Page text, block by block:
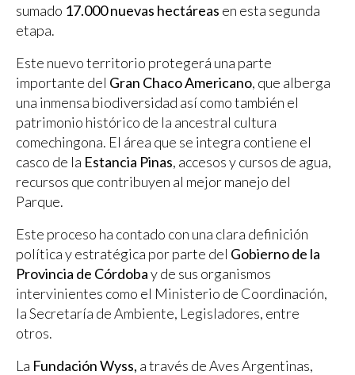
sumado 17.000 nuevas hectáreas en esta segunda
etapa.
Este nuevo territorio protegerá una parte
importante del Gran Chaco Americano, que alberga
una inmensa biodiversidad así como también el
patrimonio histórico de la ancestral cultura
comechingona. El área que se integra contiene el
casco de la Estancia Pinas, accesos y cursos de agua,
recursos que contribuyen al mejor manejo del
Parque.
Este proceso ha contado con una clara definición
política y estratégica por parte del Gobierno de la
Provincia de Córdobay de sus organismos
intervinientes como el Ministerio de Coordinación,
la Secretaría de Ambiente, Legisladores, entre
otros.
La Fundación Wyss, a través de Aves Argentinas,